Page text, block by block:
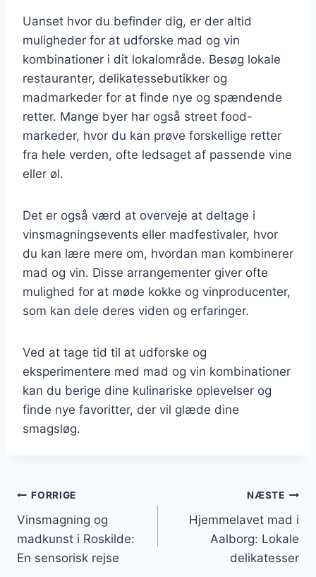
Uanset hvor du befinder dig, er der altid
muligheder for at udforske mad og vin
kombinationer i dit lokalområde. Besøg lokale
restauranter, delikatessebutikker og
madmarkeder for at finde nye og spændende
retter. Mange byer har også street food-
markeder, hvor du kan prøve forskellige retter
fra hele verden, ofte ledsaget af passende vine
eller øl.
Det er også værd at overveje at deltage i
vinsmagningsevents eller madfestivaler, hvor
du kan lære mere om, hvordan man kombinerer
mad og vin. Disse arrangementer giver ofte
mulighed for at møde kokke og vinproducenter,
som kan dele deres viden og erfaringer.
Ved at tage tid til at udforske og
eksperimentere med mad og vin kombinationer
kan du berige dine kulinariske oplevelser og
finde nye favoritter, der vil glæde dine
smagsløg.
Indlægsnavigation
FORRIGE
Vinsmagning og
madkunst i Roskilde:
En sensorisk rejse
NÆSTE
Hjemmelavet mad i
Aalborg: Lokale
delikatesser